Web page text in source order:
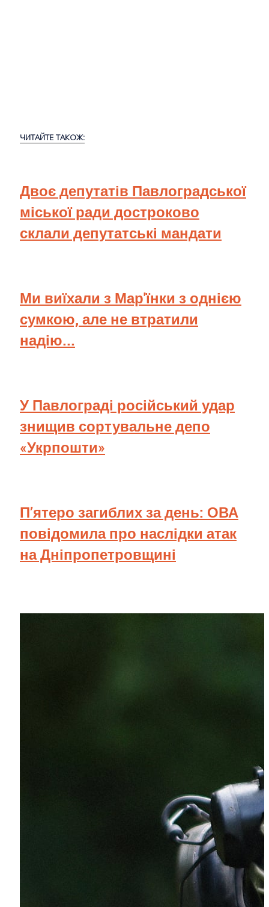
ЧИТАЙТЕ ТАКОЖ:
Двоє депутатів Павлоградської
міської ради достроково
склали депутатські мандати
Ми виїхали з Мар'їнки з однією
сумкою, але не втратили
надію...
У Павлограді російський удар
знищив сортувальне депо
«Укрпошти»
П’ятеро загиблих за день: ОВА
повідомила про наслідки атак
на Дніпропетровщині